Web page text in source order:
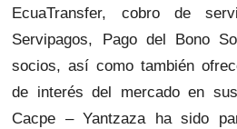
EcuaTransfer, cobro de
Servipagos, Pago del Bono
socios, así como también
de interés del mercado en
Cacpe – Yantzaza ha sido